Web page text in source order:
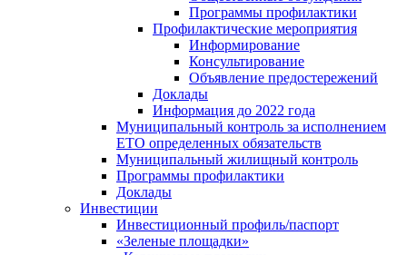
Программы профилактики
Профилактические мероприятия
Информирование
Консультирование
Объявление предостережений
Доклады
Информация до 2022 года
Муниципальный контроль за исполнением
ЕТО определенных обязательств
Муниципальный жилищный контроль
Программы профилактики
Доклады
Инвестиции
Инвестиционный профиль/паспорт
«Зеленые площадки»